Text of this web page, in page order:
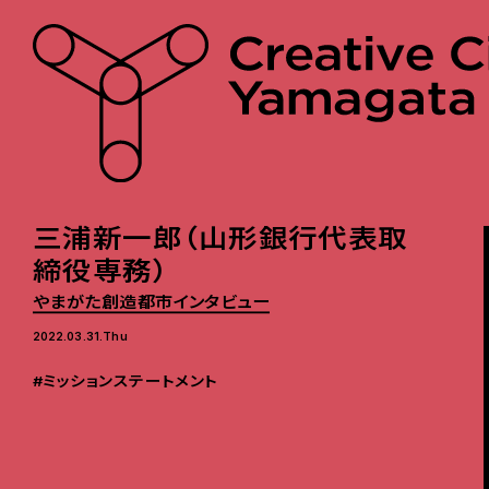
三浦新一郎（山形銀行代表取
締役専務）
やまがた創造都市インタビュー
2022.03.31.Thu
#ミッションステートメント